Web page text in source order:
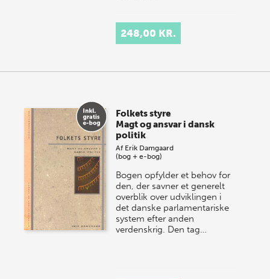
248,00 KR.
Folkets styre
Magt og ansvar i dansk
politik
Af Erik Damgaard
(bog + e-bog)
Bogen opfylder et behov for
den, der savner et generelt
overblik over udviklingen i
det danske parlamentariske
system efter anden
verdenskrig. Den tag…